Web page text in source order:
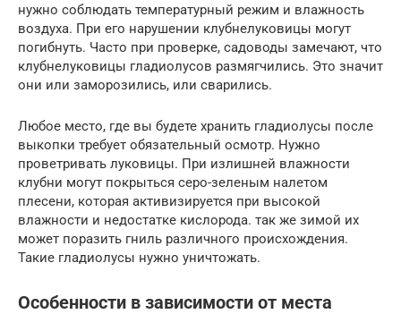
нужно соблюдать температурный режим и влажность
воздуха. При его нарушении клубнелуковицы могут
погибнуть. Часто при проверке, садоводы замечают, что
клубнелуковицы гладиолусов размягчились. Это значит
они или заморозились, или сварились.
Любое место, где вы будете хранить гладиолусы после
выкопки требует обязательный осмотр. Нужно
проветривать луковицы. При излишней влажности
клубни могут покрыться серо-зеленым налетом
плесени, которая активизируется при высокой
влажности и недостатке кислорода. так же зимой их
может поразить гниль различного происхождения.
Такие гладиолусы нужно уничтожать.
Особенности в зависимости от места